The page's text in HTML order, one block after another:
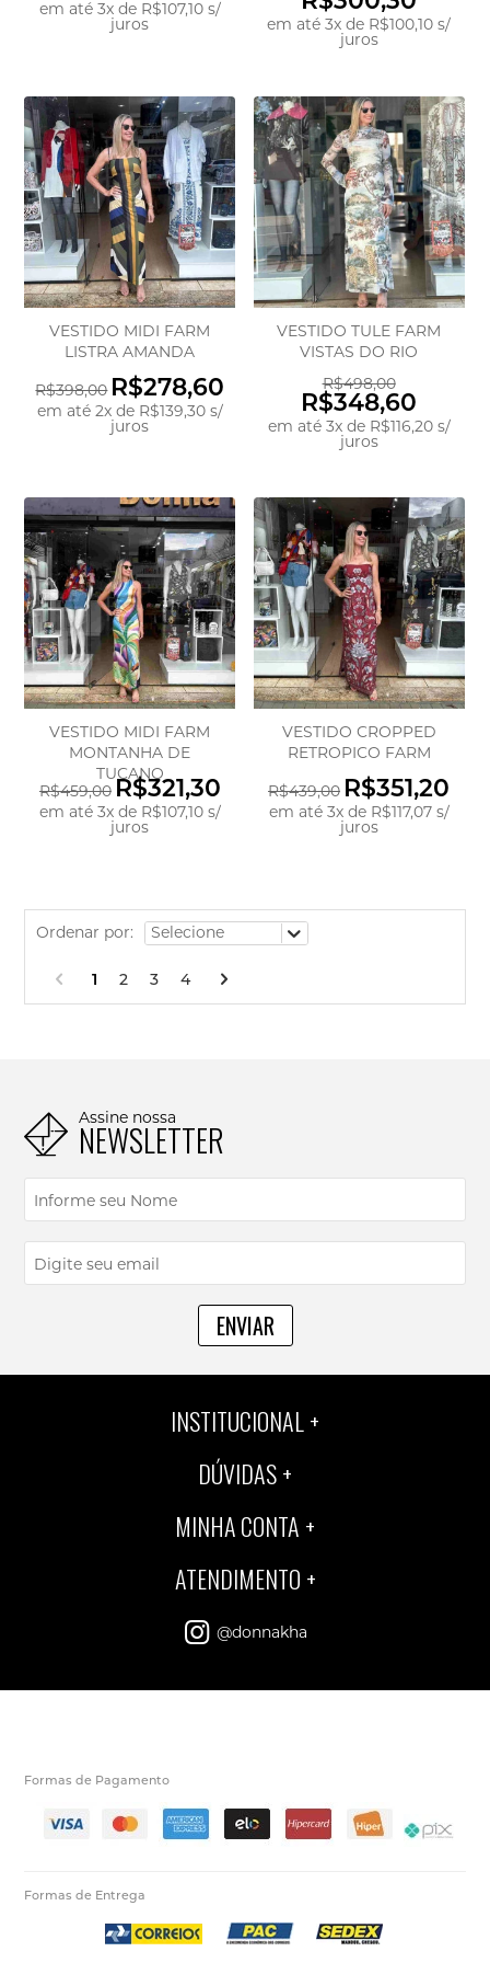
em até 3xde R$107,10s/
juros em até3x de R$100,10 s/
juros
VESTIDO MIDI FARM
LISTRA AMANDA
R$398,00 R$278,60
em até 2xde R$139,30s/
juros
VESTIDO TULE FARM
VISTAS DO RIO
R$498,00
R$348,60
em até 3xde R$116,20s/
juros
VESTIDO MIDI FARM
MONTANHA DE
TUCANO
R$459,00R$321,30
em até 3xde R$107,10s/
juros
VESTIDO CROPPED
RETROPICO FARM
R$439,00 R$351,20
em até 3xde R$117,07s/
juros
Ordenar por:
1 2 3 4
Assine nossa
NEWSLETTER
ENVIAR
INSTITUCIONAL
DÚVIDAS
MINHA CONTA
ATENDIMENTO
@donnakha
Formas de Pagamento
Formas de Entrega